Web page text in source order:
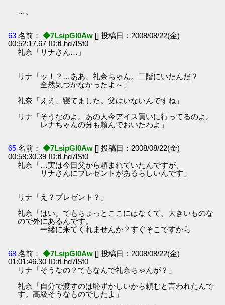
…。
63 名前： ◆7LsipGI0Aw [] 投稿日：2008/08/22(金)
00:52:17.67 ID:tLhd7lSt0
礼奈「リナさん…」
リナ「ッ！？…ああ、礼奈ちゃん。二階にいたんだ？
全然気づかなかったよ～」
礼奈「ええ、寝てました。父はいないんですね」
リナ「そうなのよ。あの人今アイス買いに行ってるのよ。
レナちゃんの分も頼んでおいたわよ」
65 名前： ◆7LsipGI0Aw [] 投稿日：2008/08/22(金)
00:58:30.39 ID:tLhd7lSt0
礼奈「…実は今日父から頼まれていたんですが、
リナさんにプレゼントがあるらしいんです」
リナ「え？プレゼント？」
礼奈「はい。でもちょっとここにはなくて、大きいものな
ので外にあるんです。
一緒に来てくれませんか？すぐそこですから
68 名前： ◆7LsipGI0Aw [] 投稿日：2008/08/22(金)
01:01:46.30 ID:tLhd7lSt0
リナ「そうなの？でもなんで礼奈ちゃんが？」
礼奈「自分で渡すのは恥ずかしいから頼むと言われたんで
す。高級そうなものでしたよ」